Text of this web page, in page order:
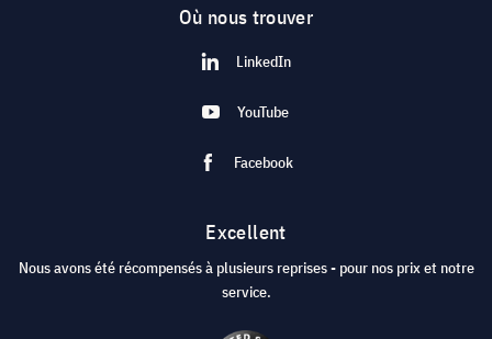
Où nous trouver
LinkedIn
YouTube
Facebook
Excellent
Nous avons été récompensés à plusieurs reprises - pour nos prix et notre
service.